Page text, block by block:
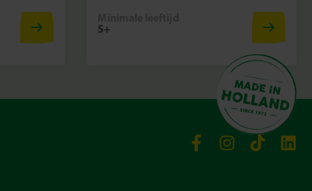
5+